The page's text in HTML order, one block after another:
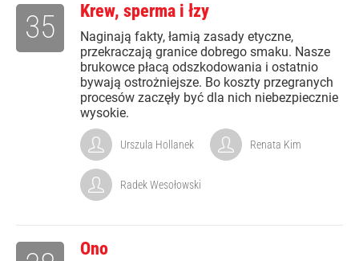
Krew, sperma i łzy
Naginają fakty, łamią zasady etyczne,
przekraczają granice dobrego smaku. Nasze
brukowce płacą odszkodowania i ostatnio
bywają ostrożniejsze. Bo koszty przegranych
procesów zaczęły być dla nich niebezpiecznie
wysokie.
35
Urszula Hollanek Renata Kim
Radek Wesołowski
Ono